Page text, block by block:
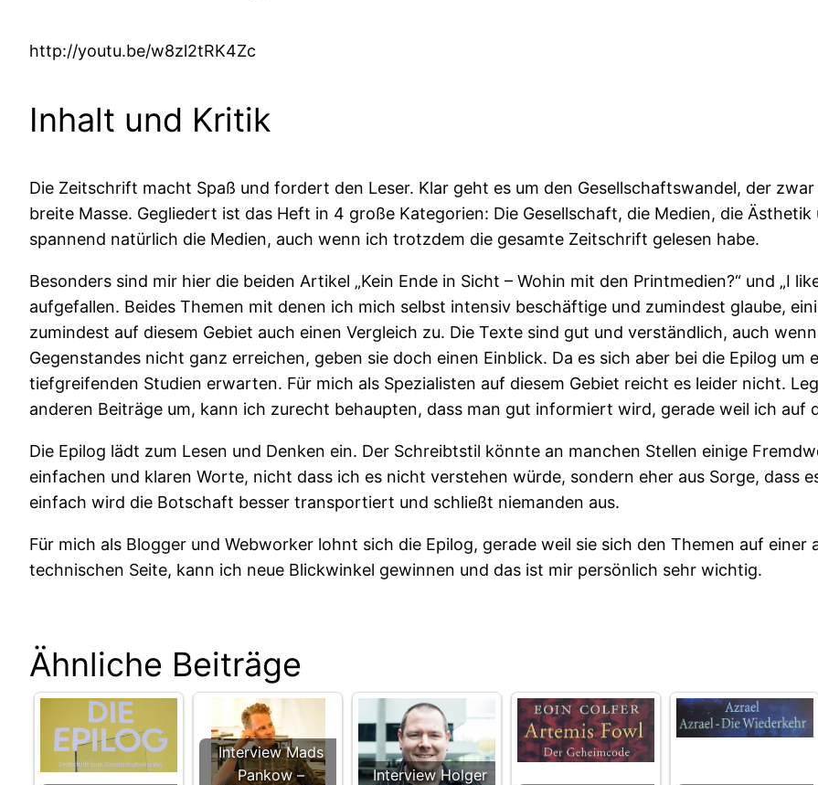
http://youtu.be/w8zl2tRK4Zc
Inhalt und Kritik
Die Zeitschrift macht Spaß und fordert den Leser. Klar geht es um den Gesellschaftswandel, der
breite Masse. Gegliedert ist das Heft in 4 große Kategorien: Die Gesellschaft, die Medien, die
spannend natürlich die Medien, auch wenn ich trotzdem die gesamte Zeitschrift gelesen habe.
Besonders sind mir hier die beiden Artikel „Kein Ende in Sicht – Wohin mit den Printmedien?“ und „I
aufgefallen. Beides Themen mit denen ich mich selbst intensiv beschäftige und zumindest glaube,
zumindest auf diesem Gebiet auch einen Vergleich zu. Die Texte sind gut und verständlich, auch
Gegenstandes nicht ganz erreichen, geben sie doch einen Einblick. Da es sich aber bei die Epilog
tiefgreifenden Studien erwarten. Für mich als Spezialisten auf diesem Gebiet reicht es leider nicht.
anderen Beiträge um, kann ich zurecht behaupten, dass man gut informiert wird, gerade weil ich auf
Die Epilog lädt zum Lesen und Denken ein. Der Schreibtstil könnte an manchen Stellen einige
einfachen und klaren Worte, nicht dass ich es nicht verstehen würde, sondern eher aus Sorge, dass
einfach wird die Botschaft besser transportiert und schließt niemanden aus.
Für mich als Blogger und Webworker lohnt sich die Epilog, gerade weil sie sich den Themen auf
technischen Seite, kann ich neue Blickwinkel gewinnen und das ist mir persönlich sehr wichtig.
Ähnliche Beiträge
Interview Mads
Pankow –
Interview Holger